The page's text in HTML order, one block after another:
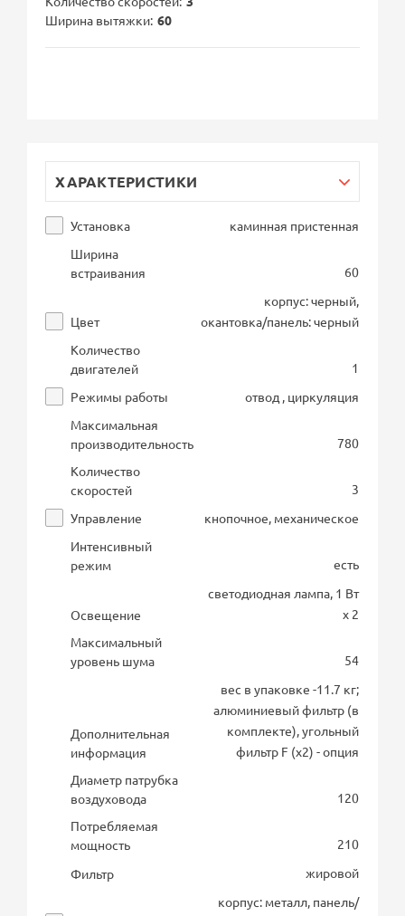
Ширина вытяжки 60
ХАРАКТЕРИСТИКИ
Установка
каминная пристенная
Ширина
встраивания
60
Цвет
корпус: черный,
окантовка/панель: черный
Количество
двигателей
1
Режимы работы
отвод , циркуляция
Максимальная
производительность
780
Количество
скоростей
3
Управление
кнопочное, механическое
Интенсивный
режим
есть
Освещение
светодиодная лампа, 1 Вт
х 2
Максимальный
уровень шума
54
Дополнительная
информация
вес в упаковке -11.7 кг;
алюминиевый фильтр (в
комплекте), угольный
фильтр F (х2) - опция
Диаметр патрубка
воздуховода
120
Потребляемая
мощность
210
Фильтр
жировой
корпус: металл, панель/